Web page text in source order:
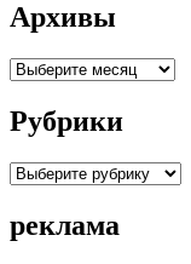
Архивы
Архивы
Рубрики
Рубрики
реклама